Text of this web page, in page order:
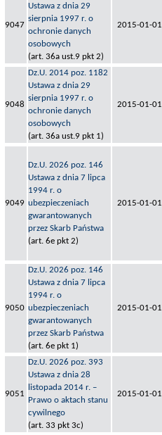
9047
Ustawa z dnia 29
sierpnia 1997 r. o
ochronie danych
osobowych
(art. 36a ust.9 pkt 2)
2015-01-01
9048
Dz.U. 2014 poz. 1182
Ustawa z dnia 29
sierpnia 1997 r. o
ochronie danych
osobowych
(art. 36a ust.9 pkt 1)
2015-01-01
9049
Dz.U. 2026 poz. 146
Ustawa z dnia 7 lipca
1994 r. o
ubezpieczeniach
gwarantowanych
przez Skarb Państwa
(art. 6e pkt 2)
2015-01-01
9050
Dz.U. 2026 poz. 146
Ustawa z dnia 7 lipca
1994 r. o
ubezpieczeniach
gwarantowanych
przez Skarb Państwa
(art. 6e pkt 1)
2015-01-01
9051
Dz.U. 2026 poz. 393
Ustawa z dnia 28
listopada 2014 r. –
Prawo o aktach stanu
cywilnego
(art. 33 pkt 3c)
2015-01-01